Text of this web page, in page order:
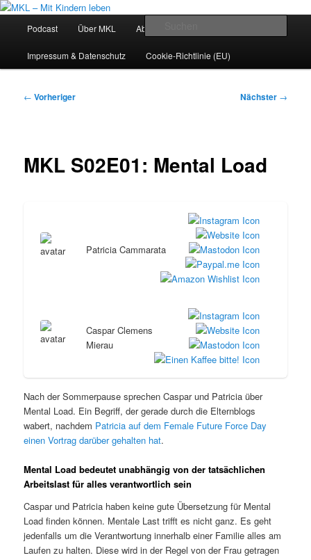
Zum
springenMKL – Mit Kindern leben
Der Eltern-Podcast mit Patricia Cammarata und Caspar Clemens Mierau
Podcast Über MKL Abonnieren
Impressum & Datenschutz Cookie-Richtlinie (EU)
Beitragsnavigation
← Vorheriger Nächster →
MKL S02E01: Mental Load
Patricia Cammarata
Caspar Clemens
Mierau
Nach der Sommerpause sprechen Caspar und Patricia über
Mental Load. Ein Begriff, der gerade durch die Elternblogs
wabert, nachdem Patricia auf dem Female Future Force Day
einen Vortrag darüber gehalten hat.
Mental Load bedeutet unabhängig von der tatsächlichen
Arbeitslast für alles verantwortlich sein
Caspar und Patricia haben keine gute Übersetzung für Mental
Load finden können. Mentale Last trifft es nicht ganz. Es geht
jedenfalls um die Verantwortung innerhalb einer Familie alles am
Laufen zu halten. Diese wird in der Regel von der Frau getragen